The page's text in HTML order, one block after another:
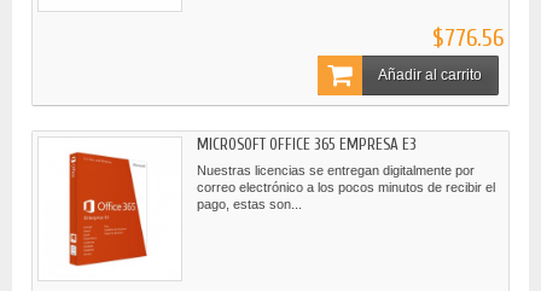
$776.56
Añadir al carrito
MICROSOFT OFFICE 365 EMPRESA E3
Nuestras licencias se entregan digitalmente por
correo electrónico a los pocos minutos de recibir el
pago, estas son...